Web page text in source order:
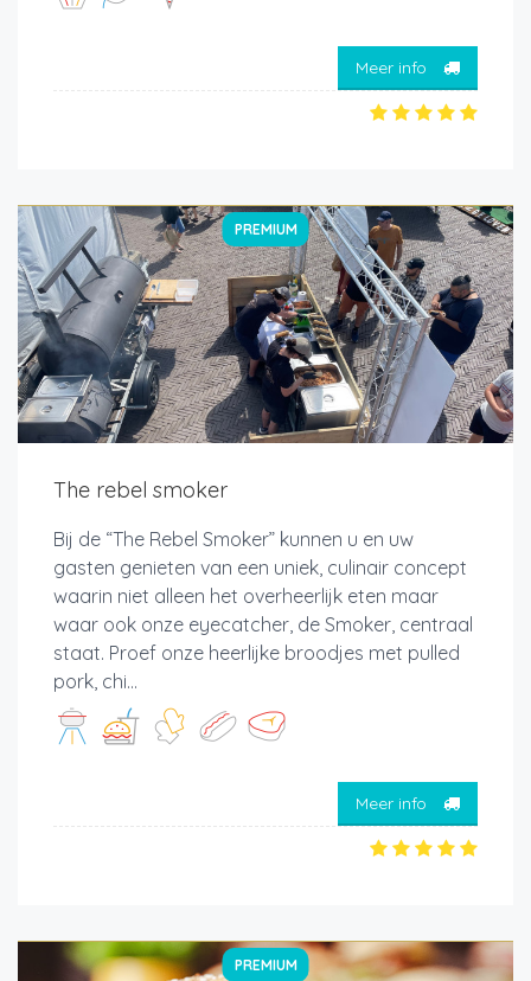
Meer info
PREMIUM
The rebel smoker
Bij de “The Rebel Smoker” kunnen u en uw
gasten genieten van een uniek, culinair concept
waarin niet alleen het overheerlijk eten maar
waar ook onze eyecatcher, de Smoker, centraal
staat. Proef onze heerlijke broodjes met pulled
pork, chi...
Meer info
PREMIUM